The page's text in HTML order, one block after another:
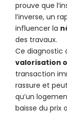
prouve que
l’inverse, un
influencer la
des travaux.
Ce diagnostic
valorisation
transaction
rassure et
qu’un
baisse du prix